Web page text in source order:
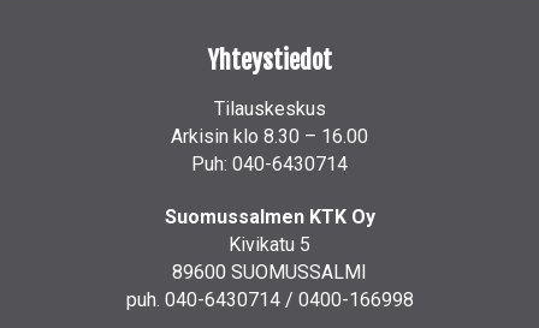
Yhteystiedot
Tilauskeskus
Arkisin klo 8.30 – 16.00
Puh: 040-6430714
Suomussalmen KTK Oy
Kivikatu 5
89600 SUOMUSSALMI
puh. 040-6430714 / 0400-166998